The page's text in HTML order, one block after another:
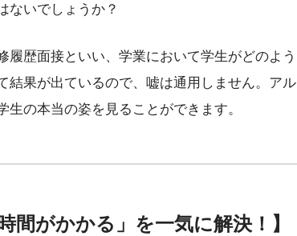
ないでしょうか？
歴面接といい、学業において学生がどのよう
結果が出ているので、嘘は通用しません。アル
の本当の姿を見ることができます。
間がかかる」を一気に解決！】